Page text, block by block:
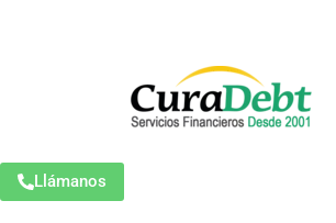
Llámanos